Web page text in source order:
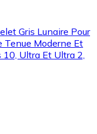
Gris Lunaire Pour
Tenue Moderne Et
Ultra Et Ultra 2,